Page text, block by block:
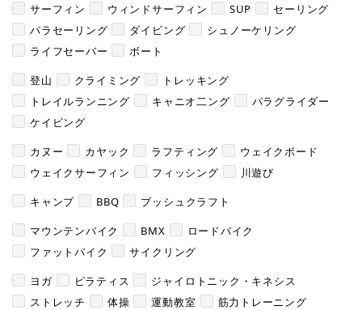
サーフィン ウィンドサーフィン SUP
セーリング
パラセーリング
ダイビング
シュノーケリング
ライフセーバー
ボート
登山
クライミング
トレッキング
トレイルランニング
キャニオ二ング
パラグライダー
ケイビング
カヌー
カヤック ラフティング
ウェイクボード
ウェイクサーフィン
フィッシング
川遊び
キャンプ
BBQ
ブッシュクラフト
マウンテンバイク
BMX
ロードバイク
ファットバイク
サイクリング
ヨガ
ピラティス
ジャイロトニック・キネシス
ストレッチ
体操 運動教室
筋力トレーニング